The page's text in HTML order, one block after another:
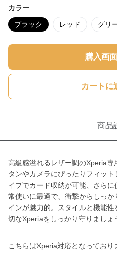
カラー
ブラック レッド グリ
購入画
カートに
商品
高級感溢れるレザー調のXperia
タンやカメラにぴったりフィッ
イプでカード収納が可能、さら
常使いに最適で、衝撃からしっ
インが魅力的。スタイルと機能
切なXperiaをしっかり守りましょ
こちらはXperia対応となっており